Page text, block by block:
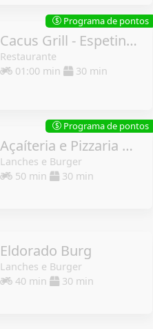
Cacus Grill - Espetinhos e Jantinhas
Restaurante
01:00 min
30 min
$ Programa de pontos
Açaíteria e Pizzaria Bom D+
Lanches e Burger
50 min
30 min
$ Programa de pontos
Eldorado Burg
Lanches e Burger
40 min
30 min